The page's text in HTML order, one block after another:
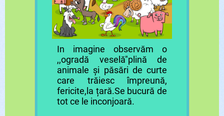
In imagine observăm o
,,ogradă veselă"plină de
animale și păsări de curte
care trăiesc împreună,
fericite,la țară.Se bucură de
tot ce le inconjoară.